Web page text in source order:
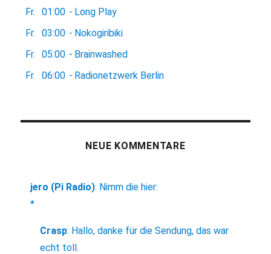
Fr.
01:00 - Long Play
Fr.
03:00 - Nokogiribiki
Fr.
05:00 - Brainwashed
Fr.
06:00 - Radionetzwerk Berlin
NEUE KOMMENTARE
jero (Pi Radio): Nimm die hier:
*
Crasp: Hallo, danke für die Sendung, das war
echt toll.